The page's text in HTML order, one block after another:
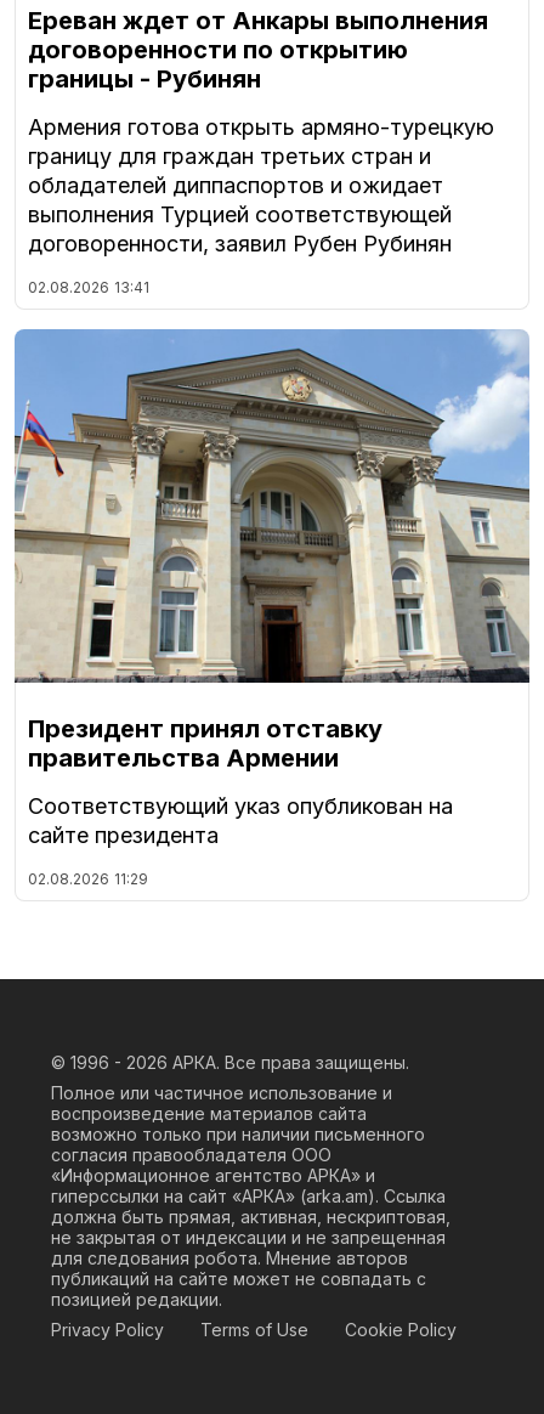
Ереван ждет от Анкары выполнения
договоренности по открытию
границы - Рубинян
Армения готова открыть армяно-турецкую
границу для граждан третьих стран и
обладателей диппаспортов и ожидает
выполнения Турцией соответствующей
договоренности, заявил Рубен Рубинян
02.08.2026 13:41
Президент принял отставку
правительства Армении
Соответствующий указ опубликован на
сайте президента
02.08.2026 11:29
© 1996 - 2026 АРКА. Все права защищены.
Полное или частичное использование и
воспроизведение материалов сайта
возможно только при наличии письменного
согласия правообладателя ООО
«Информационное агентство АРКА» и
гиперссылки на сайт «АРКА» (arka.am). Ссылка
должна быть прямая, активная, нескриптовая,
не закрытая от индексации и не запрещенная
для следования робота. Мнение авторов
публикаций на сайте может не совпадать с
позицией редакции.
Privacy Policy
Terms of Use Cookie Policy